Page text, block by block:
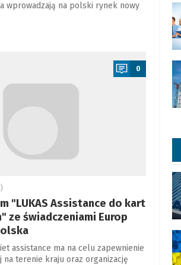
wprowadzają na polski rynek nowy
0
"LUKAS Assistance do kart
ze świadczeniami Europ
assistance ma na celu zapewnienie
na terenie kraju oraz organizację